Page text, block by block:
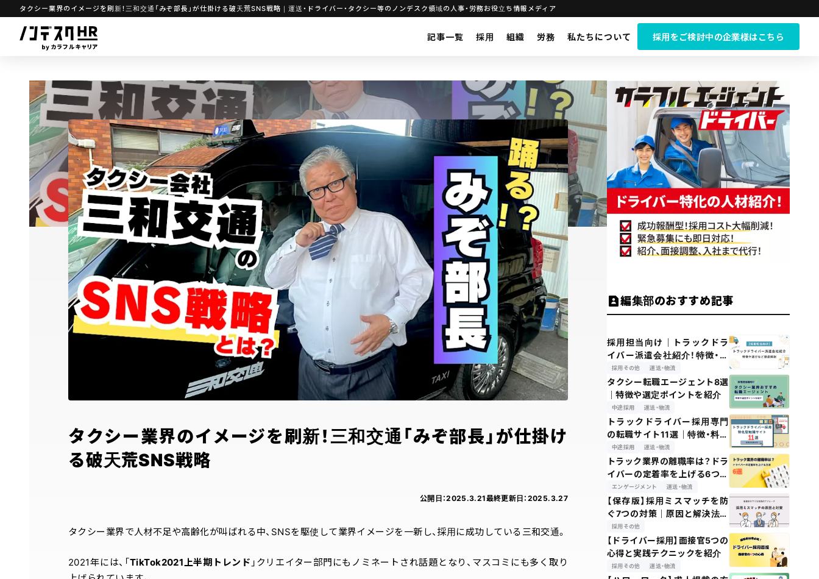
タクシー業界のイメージを刷新！三和交通「みぞ部長」が仕掛ける破天荒SNS戦略｜運送・ドライバー・タクシー等のノンデスク領域の人事・労務お役立ち情報メディア
記事一覧 採用 組織 労務 私たちについて 採用をご検討中の企業様はこちら
タクシー業界のイメージを刷新！三和交通「みぞ部長」が仕掛け
る破天荒SNS戦略
公開日：2025.3.21最終更新日： 2025.3.27
タクシー業界で人材不足や高齢化が叫ばれる中、SNSを駆使して業界イメージを一新し、採用に成功している三和交通。
2021年には、「TikTok2021上半期トレンド 」クリエイター部門にもノミネートされ話題となり、マスコミにも多く取り
編集部のおすすめ記事
採用担当向け｜トラックドラ
イバー派遣会社紹介！特徴・選
定方法
採用その他 運送・物流
タクシー転職エージェント8選
｜特徴や選定ポイントを紹介
中途採用 運送・物流
トラックドライバー採用専門
の転職サイト11選｜特徴・料金
も解説
中途採用 運送・物流
トラック業界の離職率は？ドラ
イバーの定着率を上げる6つの
方法
エンゲージメント 運送・物流
【保存版】採用ミスマッチを防
ぐ7つの対策｜原因と解決法を
解説
採用その他
【ドライバー採用】面接官5つの
心得と実践テクニックを紹介
採用その他 運送・物流